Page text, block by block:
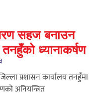
सहज बनाउन
तनहुँको ध्यानाकर्षण
प्रशासन कार्यालय तनहुँमा
अनियन्त्रित